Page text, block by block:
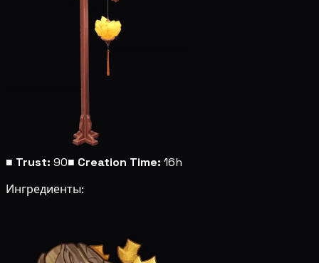
■ Trust: 90■ Creation Time: 16h
Ингредиенты: